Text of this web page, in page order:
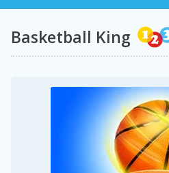
Basketball King